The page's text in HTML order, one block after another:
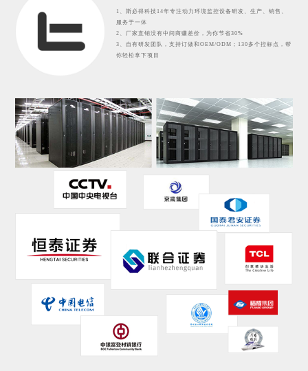
1、斯必得科技14年专注动力环境监控设备研发、生产、销售、
服务于一体
2、厂家直销没有中间商赚差价，为你节省30%
3、自有研发团队，支持订做和OEM/ODM；130多个控标点，帮
你轻松拿下项目